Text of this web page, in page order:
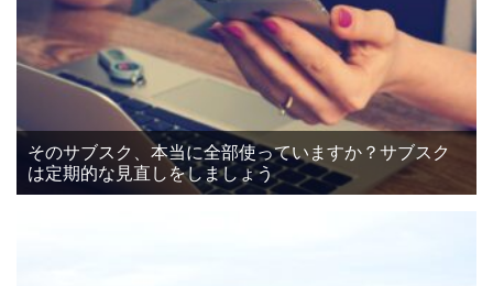
そのサブスク、本当に全部使っていますか？サブスク
は定期的な見直しをしましょう